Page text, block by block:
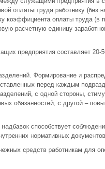
оплаты труда работнику (без
коэффициента оплаты труда (в
расчетную единицу
предприятия составляет
Формирование и
перед каждым
с одной стороны,
обязанностей, с другой –
способствует
нормативных
средств работникам для